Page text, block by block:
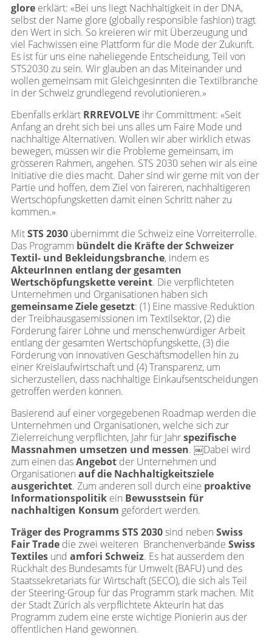
glore erklärt: «Bei uns liegt Nachhaltigkeit in der DNA,
selbst der Name glore (globally responsible fashion) trägt
den Wert in sich. So kreieren wir mit Überzeugung und
viel Fachwissen eine Plattform für die Mode der Zukunft.
Es ist für uns eine naheliegende Entscheidung, Teil von
STS2030 zu sein. Wir glauben an das Miteinander und
wollen gemeinsam mit Gleichgesinnten die Textilbranche
in der Schweiz grundlegend revolutionieren.»
Ebenfalls erklärt RRREVOLVE ihr Committment: «Seit
Anfang an dreht sich bei uns alles um Faire Mode und
nachhaltige Alternativen. Wollen wir aber wirklich etwas
bewegen, müssen wir die Probleme gemeinsam, im
grösseren Rahmen, angehen. STS 2030 sehen wir als eine
Initiative die dies macht. Daher sind wir gerne mit von der
Partie und hoffen, dem Ziel von faireren, nachhaltigeren
Wertschöpfungsketten damit einen Schritt näher zu
kommen.»
MitSTS 2030 übernimmt die Schweiz eine Vorreiterrolle.
Das Programm bündelt die Kräfte der Schweizer
Textil- und Bekleidungsbranche, indem es
AkteurInnen entlang der gesamten
Wertschöpfungskette vereint. Die verpflichteten
Unternehmen und Organisationen haben sich
gemeinsame Ziele gesetzt: (1) Eine massive Reduktion
der Treibhausgasemissionen im Textilsektor, (2) die
Förderung fairer Löhne und menschenwürdiger Arbeit
entlang der gesamten Wertschöpfungskette, (3) die
Förderung von innovativen Geschäftsmodellen hin zu
einer Kreislaufwirtschaft und (4) Transparenz, um
sicherzustellen, dass nachhaltige Einkaufsentscheidungen
getroffen werden können.
Basierend auf einer vorgegebenen Roadmap werden die
Unternehmen und Organisationen, welche sich zur
Zielerreichung verpflichten, Jahr für Jahrspezifische
Massnahmen umsetzen und messen. ￼Dabei wird
zum einen dasAngebot der Unternehmen und
Organisationen auf die Nachhaltigkeitsziele
ausgerichtet. Zum anderen soll durch eine proaktive
Informationspolitik ein Bewusstsein für
nachhaltigen Konsum gefördert werden.
Träger des Programms STS 2030sind neben Swiss
Fair Trade die zwei weiteren Branchenverbände Swiss
Textiles und amfori Schweiz. Es hat ausserdem den
Rückhalt des Bundesamts für Umwelt (BAFU) und des
Staatssekretariats für Wirtschaft (SECO), die sich als Teil
der Steering-Group für das Programm stark machen. Mit
der Stadt Zürich als verpflichtete Akteurin hat das
Programm zudem eine erste wichtige Pionierin aus der
öffentlichen Hand gewonnen.